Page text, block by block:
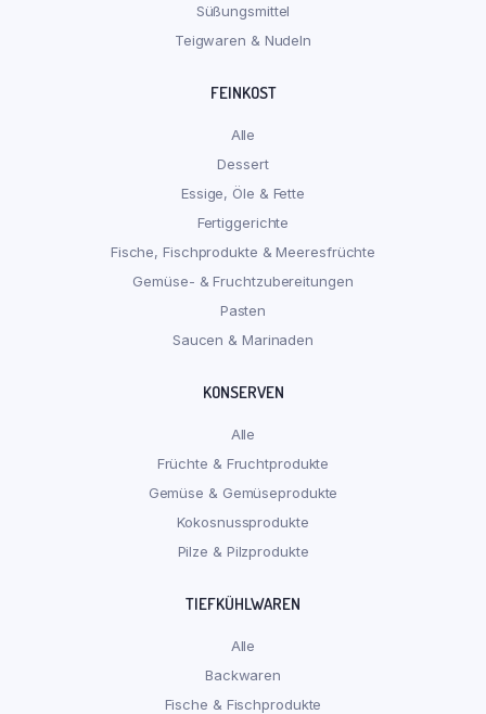
Süßungsmittel
Teigwaren & Nudeln
FEINKOST
Alle
Dessert
Essige, Öle & Fette
Fertiggerichte
Fische, Fischprodukte & Meeresfrüchte
Gemüse- & Fruchtzubereitungen
Pasten
Saucen & Marinaden
KONSERVEN
Alle
Früchte & Fruchtprodukte
Gemüse & Gemüseprodukte
Kokosnussprodukte
Pilze & Pilzprodukte
TIEFKÜHLWAREN
Alle
Backwaren
Fische & Fischprodukte